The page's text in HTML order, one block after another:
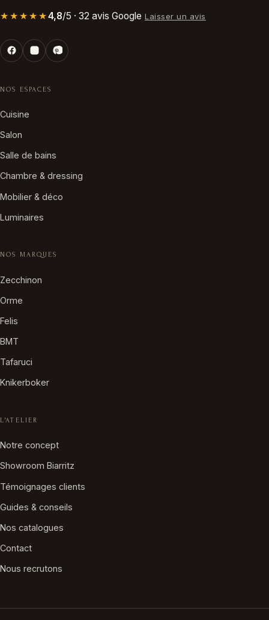
★★★★★4,8/5 · 32 avis Google Laisser un avis
NOS ESPACES
Cuisine
Salon
Salle de bains
Chambre & dressing
Mobilier & déco
Luminaires
NOS MARQUES
Zecchinon
Orme
Felis
BMT
Tafaruci
Knikerboker
L'ATELIER
Notre concept
Showroom Biarritz
Témoignages clients
Guides & conseils
Nos catalogues
Contact
Nous recrutons